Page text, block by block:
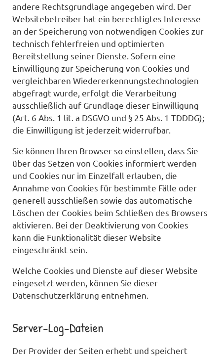
andere Rechtsgrundlage angegeben wird. Der
Websitebetreiber hat ein berechtigtes Interesse
an der Speicherung von notwendigen Cookies zur
technisch fehlerfreien und optimierten
Bereitstellung seiner Dienste. Sofern eine
Einwilligung zur Speicherung von Cookies und
vergleichbaren Wiedererkennungstechnologien
abgefragt wurde, erfolgt die Verarbeitung
ausschließlich auf Grundlage dieser Einwilligung
(Art. 6 Abs. 1 lit. a DSGVO und § 25 Abs. 1 TDDDG);
die Einwilligung ist jederzeit widerrufbar.
Sie können Ihren Browser so einstellen, dass Sie
über das Setzen von Cookies informiert werden
und Cookies nur im Einzelfall erlauben, die
Annahme von Cookies für bestimmte Fälle oder
generell ausschließen sowie das automatische
Löschen der Cookies beim Schließen des Browsers
aktivieren. Bei der Deaktivierung von Cookies
kann die Funktionalität dieser Website
eingeschränkt sein.
Welche Cookies und Dienste auf dieser Website
eingesetzt werden, können Sie dieser
Datenschutzerklärung entnehmen.
Server-Log-Dateien
Der Provider der Seiten erhebt und speichert